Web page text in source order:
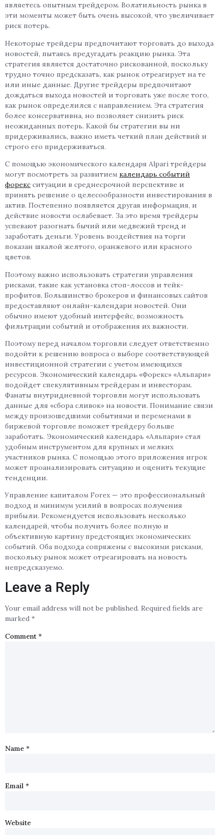
являетесь опытным трейдером. Волатильность рынка в
эти моменты может быть очень высокой, что увеличивает
риск потерь.
Некоторые трейдеры предпочитают торговать до выхода
новостей, пытаясь предугадать реакцию рынка. Эта
стратегия является достаточно рискованной, поскольку
трудно точно предсказать, как рынок отреагирует на те
или иные данные. Другие трейдеры предпочитают
дождаться выхода новостей и торговать уже после того,
как рынок определился с направлением. Эта стратегия
более консервативна, но позволяет снизить риск
неожиданных потерь. Какой бы стратегии вы ни
придерживались, важно иметь четкий план действий и
строго его придерживаться.
С помощью экономического календаря Alpari трейдеры
могут посмотреть за развитием календарь событий
форекс ситуации в среднесрочной перспективе и
принять решение о целесообразности инвестирования в
актив. Постепенно появляется другая информация, и
действие новости ослабевает. За это время трейдеры
успевают разогнать бычий или медвежий тренд и
заработать деньги. Уровень воздействия на торги
показан шкалой желтого, оранжевого или красного
цветов.
Поэтому важно использовать стратегии управления
рисками, такие как установка стоп-лоссов и тейк-
профитов. Большинство брокеров и финансовых сайтов
предоставляют онлайн-календари новостей. Они
обычно имеют удобный интерфейс, возможность
фильтрации событий и отображения их важности.
Поэтому перед началом торговли следует ответственно
подойти к решению вопроса о выборе соответствующей
инвестиционной стратегии с учетом имеющихся
ресурсов. Экономический календарь «Форекс» «Альпари»
подойдет спекулятивным трейдерам и инвесторам.
Фанаты внутридневной торговли могут использовать
данные для «сбора сливок» на новости. Понимание связи
между произошедшими событиями и переменами в
биржевой торговле поможет трейдеру больше
заработать. Экономический календарь «Альпари» стал
удобным инструментом для крупных и мелких
участников рынка. С помощью этого приложения игрок
может проанализировать ситуацию и оценить текущие
тенденции.
Управление капиталом Forex — это профессиональный
подход и минимум усилий в вопросах получения
прибыли. Рекомендуется использовать несколько
календарей, чтобы получить более полную и
объективную картину предстоящих экономических
событий. Оба подхода сопряжены с высокими рисками,
поскольку рынок может отреагировать на новость
непредсказуемо.
Leave a Reply
Your email address will not be published. Required fields are
marked *
Comment*
Name *
Email *
Website